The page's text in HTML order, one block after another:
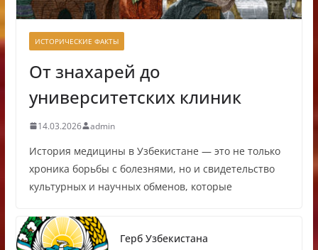
ИСТОРИЧЕСКИЕ ФАКТЫ
От знахарей до
университетских клиник
14.03.2026 admin
История медицины в Узбекистане — это не только
хроника борьбы с болезнями, но и свидетельство
культурных и научных обменов, которые
Герб Узбекистана